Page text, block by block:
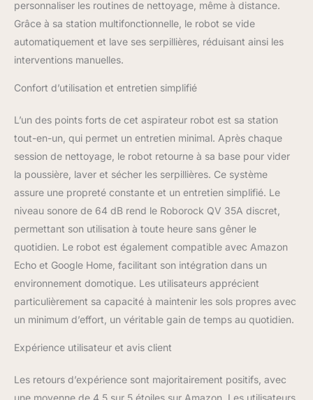
d'eau réglables
permettent à l'aspirateur
robot laveur de s'adapter
à tous les types de sols,
relevage de 10 mm lui
facilement aux
moquettes à poils ras,
garantissant ainsi une
polyvalence de
nettoyage optimale.
Système de brosse anti-
emmêlement : La brosse
latérale asymétrique
améliorée est certifiée
SGS pour Taux
d'emmêlement des
cheveux de 0 %, tandis
que la brosse principale
en spirale entièrement en
efficacement les cheveux
s'enrouler autour d'elle,
idéale pour les foyers
personnaliser les routines de nettoyage, même à distance.
Grâce à sa station multifonctionnelle, le robot se vide
automatiquement et lave ses serpillières, réduisant ainsi les
interventions manuelles.
Confort d’utilisation et entretien simplifié
L’un des points forts de cet aspirateur robot est sa station
tout-en-un, qui permet un entretien minimal. Après chaque
session de nettoyage, le robot retourne à sa base pour vider
la poussière, laver et sécher les serpillières. Ce système
assure une propreté constante et un entretien simplifié. Le
niveau sonore de 64 dB rend le Roborock QV 35A discret,
permettant son utilisation à toute heure sans gêner le
quotidien. Le robot est également compatible avec Amazon
Echo et Google Home, facilitant son intégration dans un
environnement domotique. Les utilisateurs apprécient
particulièrement sa capacité à maintenir les sols propres avec
un minimum d’effort, un véritable gain de temps au quotidien.
Expérience utilisateur et avis client
Les retours d’expérience sont majoritairement positifs, avec
une moyenne de 4,5 sur 5 étoiles sur Amazon. Les utilisateurs